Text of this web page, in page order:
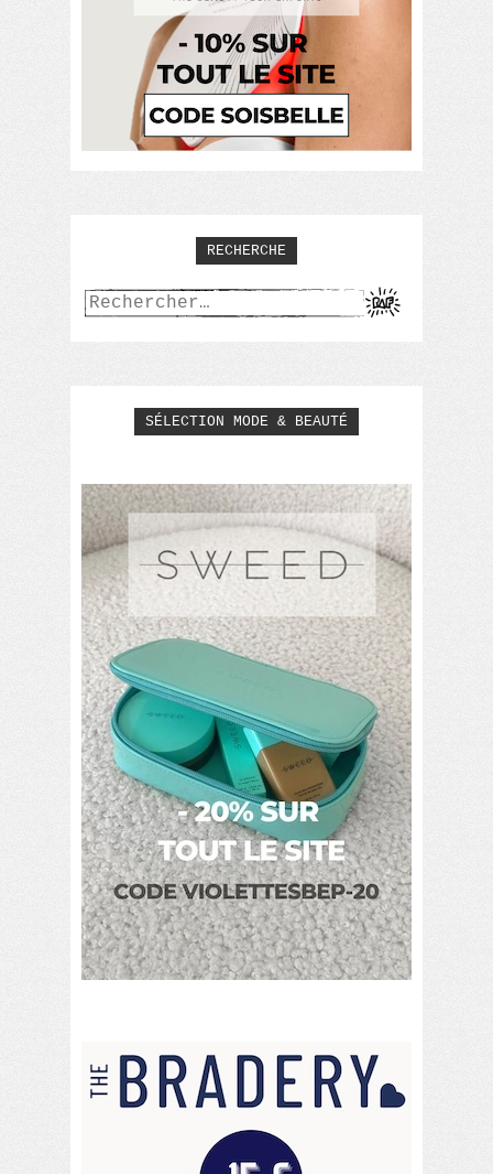
RECHERCHE
Rechercher :
SÉLECTION MODE & BEAUTÉ